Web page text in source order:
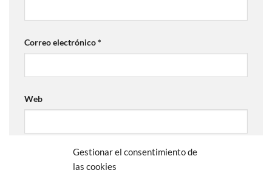
Gestionar el consentimiento de
las cookies
Correo electrónico*
Web